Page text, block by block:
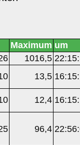
Maximum um
1016,5
13,5
12,4
96,4